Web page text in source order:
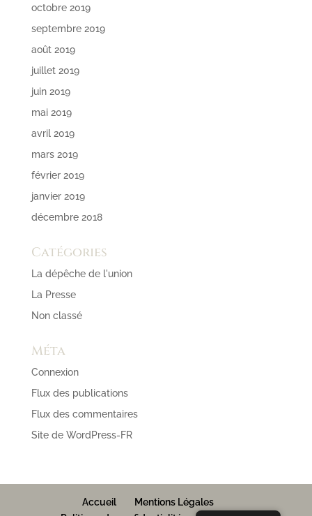
octobre 2019
septembre 2019
août 2019
juillet 2019
juin 2019
mai 2019
avril 2019
mars 2019
février 2019
janvier 2019
décembre 2018
Catégories
La dépêche de l'union
La Presse
Non classé
Méta
Connexion
Flux des publications
Flux des commentaires
Site de WordPress-FR
Accueil
Mentions Légales